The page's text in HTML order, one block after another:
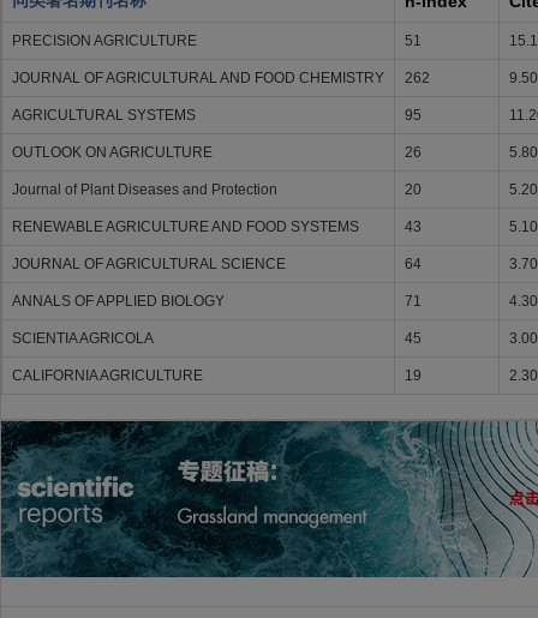
PRECISION AGRICULTURE 51
JOURNAL OF AGRICULTURAL AND FOOD CHEMISTRY 262 9.50
AGRICULTURAL SYSTEMS 95
OUTLOOK ON AGRICULTURE 26 5.80
Journal of Plant Diseases and Protection 20 5.20
RENEWABLE AGRICULTURE AND FOOD SYSTEMS 43 5.10
JOURNAL OF AGRICULTURAL SCIENCE 64 3.70
ANNALS OF APPLIED BIOLOGY 71 4.30
SCIENTIA AGRICOLA 45 3.00
CALIFORNIA AGRICULTURE 19 2.30